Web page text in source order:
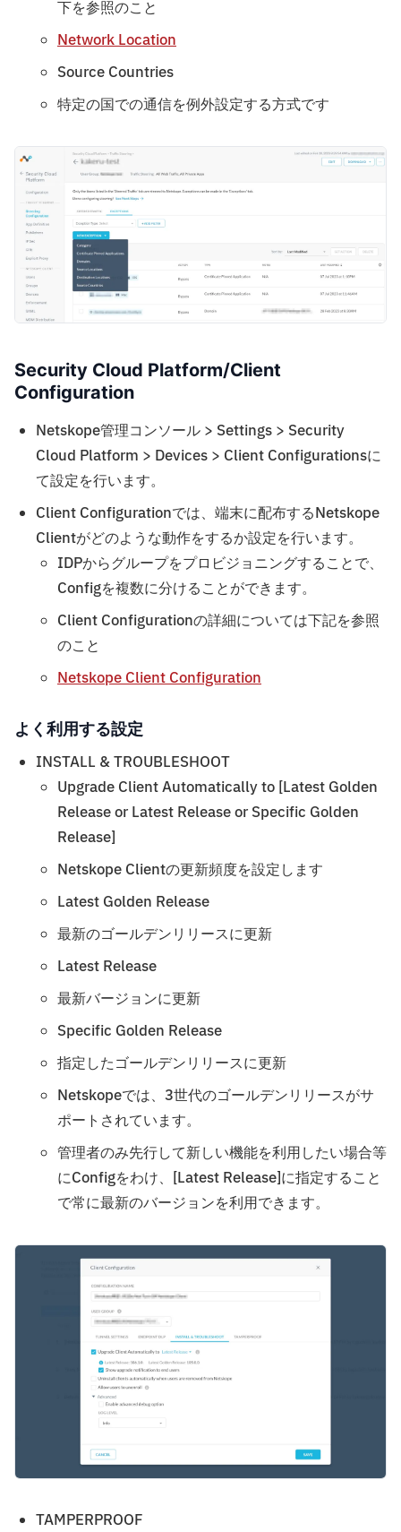
下を参照のこと
Network Location
Source Countries
特定の国での通信を例外設定する方式です
Security Cloud Platform/Client
Configuration
Netskope管理コンソール > Settings > Security
Cloud Platform > Devices > Client Configurationsに
て設定を行います。
Client Configurationでは、端末に配布するNetskope
Clientがどのような動作をするか設定を行います。
IDPからグループをプロビジョニングすることで、
Configを複数に分けることができます。
Client Configurationの詳細については下記を参照
のこと
Netskope Client Configuration
よく利用する設定
INSTALL & TROUBLESHOOT
Upgrade Client Automatically to [Latest Golden
Release or Latest Release or Specific Golden
Release]
Netskope Clientの更新頻度を設定します
Latest Golden Release
最新のゴールデンリリースに更新
Latest Release
最新バージョンに更新
Specific Golden Release
指定したゴールデンリリースに更新
Netskopeでは、3世代のゴールデンリリースがサ
ポートされています。
管理者のみ先行して新しい機能を利用したい場合等
にConfigをわけ、[Latest Release]に指定すること
で常に最新のバージョンを利用できます。
TAMPERPROOF